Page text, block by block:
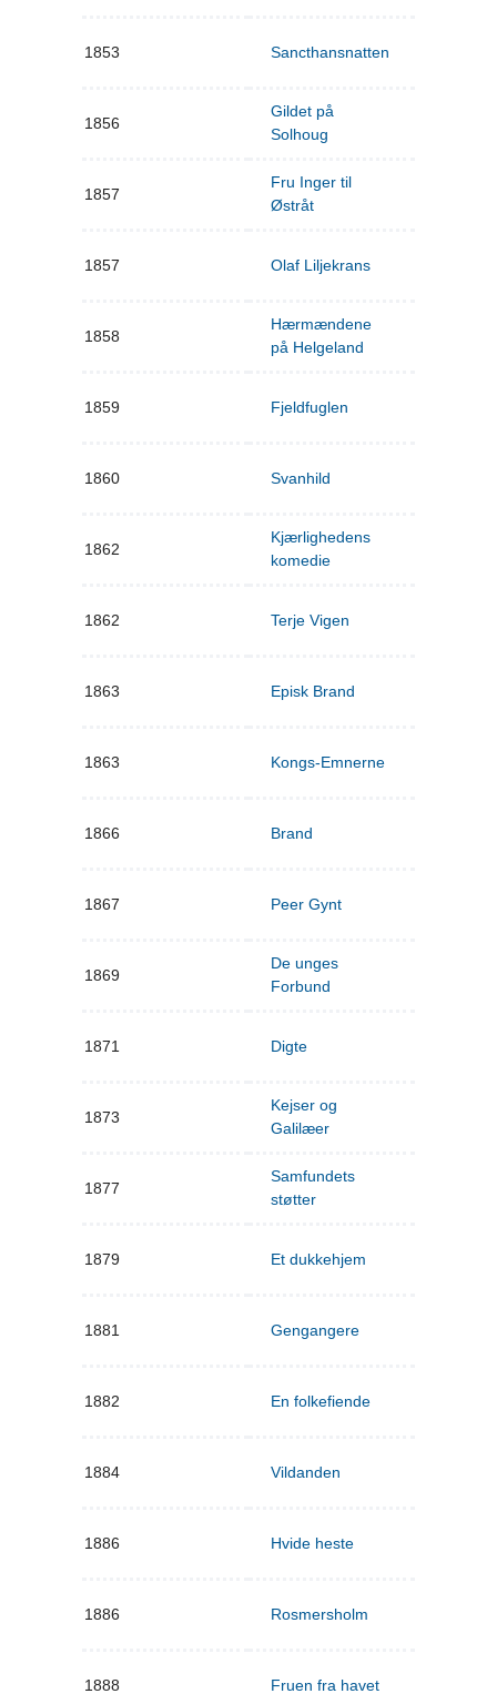
1853 Sancthansnatten
1856
Gildet på
Solhoug
1857
Fru Inger til
Østråt
1857 Olaf Liljekrans
1858
Hærmændene
på Helgeland
1859 Fjeldfuglen
1860 Svanhild
1862
Kjærlighedens
komedie
1862 Terje Vigen
1863 Episk Brand
1863 Kongs-Emnerne
1866 Brand
1867 Peer Gynt
1869
De unges
Forbund
1871 Digte
1873
Kejser og
Galilæer
1877
Samfundets
støtter
1879 Et dukkehjem
1881 Gengangere
1882 En folkefiende
1884 Vildanden
1886 Hvide heste
1886 Rosmersholm
1888 Fruen fra havet